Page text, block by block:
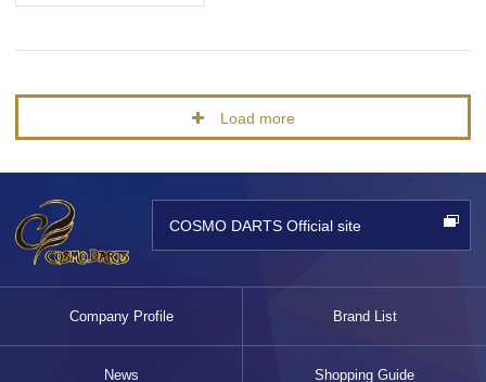
Load more
COSMO DARTS Official site
Company Profile Brand List
News Shopping Guide